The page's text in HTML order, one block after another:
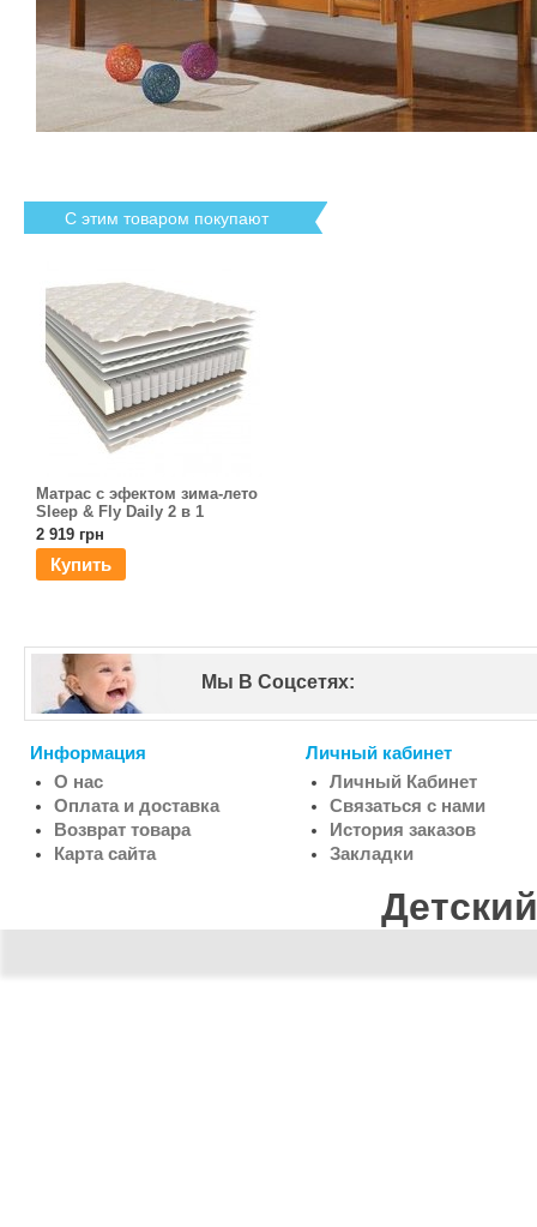
С этим товаром покупают
Матрас с эфектом зима-лето
Sleep & Fly Daily 2 в 1
2 919 грн
Купить
Мы В Соцсетях:
Информация
О нас
Оплата и доставка
Возврат товара
Карта сайта
Личный кабинет
Личный Кабинет
Связаться с нами
История заказов
Закладки